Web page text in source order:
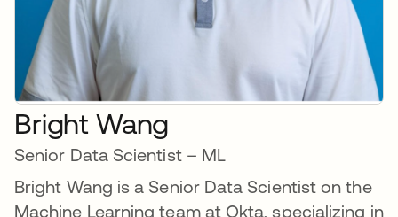
Bright Wang
Senior Data Scientist – ML
Bright Wang is a Senior Data Scientist on the
Machine Learning team at Okta, specializing in